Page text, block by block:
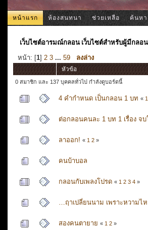
หน้าแรก ห้องสนทนา ช่วยเหลือ ค้นหา
เว็บไซต์อารมณ์กลอน เว็บไซต์สำหรับผู้มีกลอ
หน้า: [1] 2 3 ... 59 ลงล่าง
หัวข้อ
0 สมาชิก และ 137 บุคคลทั่วไป กำลังดูบอร์ดนี้
4 คำกำหนด เป็นกลอน 1 บท « 1
ต่อกลอนคนละ 1 บท 1 เรื่อง จ
ลาออก! « 1 2 »
คนบ้าบอล
กลอนกับเพลงโปรด « 1 2 3 4 »
…ฤาเปลี่ยนนาม เพราะหวามไห
สองคนตายาย « 1 2 »